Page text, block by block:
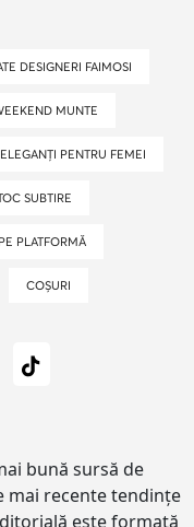
DESIGNERI FAIMOSI
WEEKEND MUNTE
ELEGANȚI PENTRU FEMEI
SUBTIRE
PE PLATFORMĂ
COȘURI
bună sursă de
mai recente tendințe
este formată